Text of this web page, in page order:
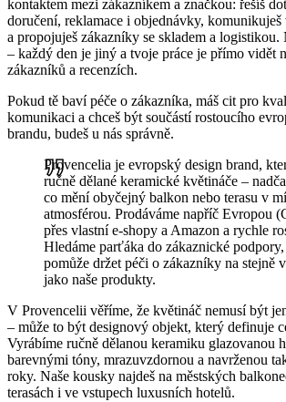
kontaktem mezi zákazníkem a značkou: řešíš
doručení, reklamace i objednávky,
a propojuješ zákazníky se skladem a logistikou.
– každý den je jiný a tvoje práce je přímo vidět
zákazníků a recenzích.
Pokud tě baví péče o zákazníka, máš cit pro
komunikaci a chceš být součástí rostoucího
brandu, budeš u nás správně.
Provencelia je evropský design brand,
ručně dělané keramické květináče –
co mění obyčejný balkon nebo terasu v
atmosférou. Prodáváme napříč Evropou
přes vlastní e-shopy a Amazon a rychle
Hledáme parťáka do zákaznické
pomůže držet péči o zákazníky na stejně
jako naše produkty.
V Provencelii věříme, že květináč nemusí být
– může to být designový objekt, který definuje
Vyrábíme ručně dělanou keramiku glazovanou
barevnými tóny, mrazuvzdornou a navrženou
roky. Naše kousky najdeš na městských
terasách i ve vstupech luxusních hotelů.